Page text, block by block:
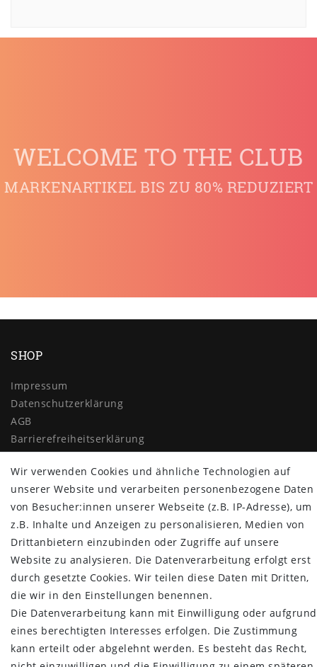
WELCOME TO THE CLUB
MARKENARTIKEL BIS ZU 80% REDUZIERT
SHOP
Impressum
Daten­schutz­erklärung
AGB
Barrierefreiheitserklärung
Widerrufs­recht
Vertrag widerrufen
MYPOPUPCLUB
Über uns
Retoure
Versand- und Zahlungsbedingungen
NEWSLETTER
Newsletter
Honig
Hiermit bestätige ich, dass ich die Daten­schutz­erklärunggelesen habe.
Wir verwenden Cookies und ähnliche Technologien auf
unserer Website und verarbeiten personenbezogene Daten
von Besucher:innen unserer Webseite (z.B. IP-Adresse), um
z.B. Inhalte und Anzeigen zu personalisieren, Medien von
Drittanbietern einzubinden oder Zugriffe auf unsere
Website zu analysieren. Die Datenverarbeitung erfolgt erst
durch gesetzte Cookies. Wir teilen diese Daten mit Dritten,
die wir in den Einstellungen benennen.
Die Datenverarbeitung kann mit Einwilligung oder aufgrund
eines berechtigten Interesses erfolgen. Die Zustimmung
kann erteilt oder abgelehnt werden. Es besteht das Recht,